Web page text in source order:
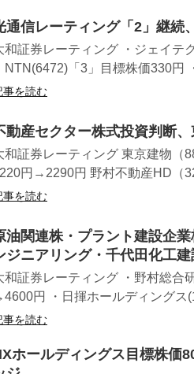
通信レーティング「2」継続
和証券レーティング ・ジェイテ
NTN(6472)「3」目標株価330円
事を読む
動産セクター株式投資判断
和証券レーティング 東京建物
円→2290円 野村不動産HD（
事を読む
油関連株・プラント建設企
ジニアリング・千代田化工建
和証券レーティング ・野村総
円 ・日揮ホールディングス
事を読む
ホールディングス目標株価